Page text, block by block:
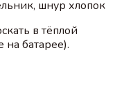
шнур хлопок
в тёплой
батарее).